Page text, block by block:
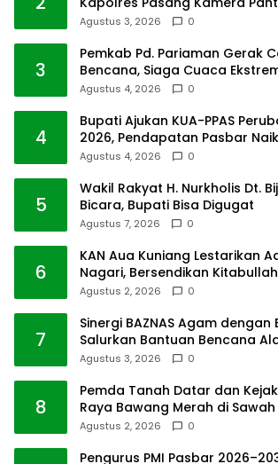
Agustus 3, 2026 0
3
Pemkab Pd. Pariaman Gerak
Bencana, Siaga Cuaca
Agustus 4, 2026 0
4
Bupati Ajukan KUA-PPAS
2026, Pendapatan Pasbar
Agustus 4, 2026 0
5
Wakil Rakyat H. Nurkholis Dt.
Bicara, Bupati Bisa Digugat
Agustus 7, 2026 0
6
KAN Aua Kuniang Lestarikan
Nagari, Bersendikan Kitabullah
Agustus 2, 2026 0
7
Sinergi BAZNAS Agam dengan
Salurkan Bantuan Bencana
Agustus 3, 2026 0
8
Pemda Tanah Datar dan
Raya Bawang Merah di
Agustus 2, 2026 0
Pengurus PMI Pasbar